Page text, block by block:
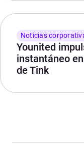
Noticias
Younited
instantáneo
de Tink